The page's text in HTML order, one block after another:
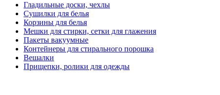
Гладильные доски, чехлы
Сушилки для белья
Корзины для белья
Мешки для стирки, сетки для глажения
Пакеты вакуумные
Контейнеры для стирального порошка
Вешалки
Прищепки, ролики для одежды